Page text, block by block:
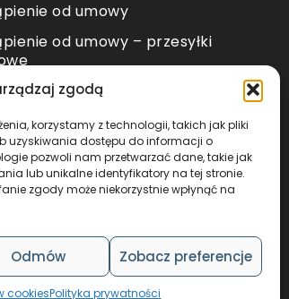
zgodą
korzystamy z technologii, takich jak pliki
uzyskiwania dostępu do informacji o
pozwoli nam przetwarzać dane, takie jak
lub unikalne identyfikatory na tej stronie.
zgody może niekorzystnie wpłynąć na
Odmów Zobacz preferencje
cookiesPolityka prywatności
od umowy
od umowy – przesyłki
PŁATNOŚCI
DESIGN & CODE BYFOXSTUDIO